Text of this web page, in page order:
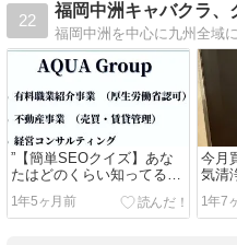
22
”【簡単SEOクイズ】あな
たはどのくらい知ってるか
な？”
1年5ヶ月前
今月
気清
1年7